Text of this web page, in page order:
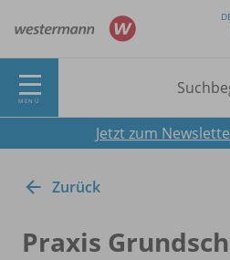
MENÜ
Jetzt zum
Zurück
Praxis